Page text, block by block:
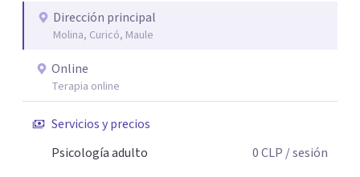
honor acompañarte.
Dirección principal
Molina, Curicó, Maule
Online
Terapia online
Servicios y precios
Psicología adulto
0CLP / sesión